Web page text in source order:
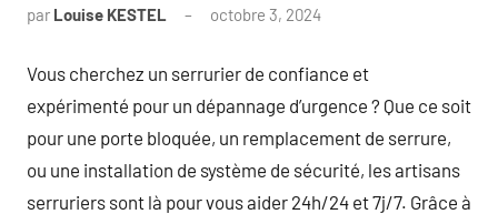
par Louise KESTEL octobre 3, 2024
Vous cherchez un serrurier de confiance et
expérimenté pour un dépannage d’urgence ? Que ce soit
pour une porte bloquée, un remplacement de serrure,
ou une installation de système de sécurité, les artisans
serruriers sont là pour vous aider 24h/24 et 7j/7. Grâce à